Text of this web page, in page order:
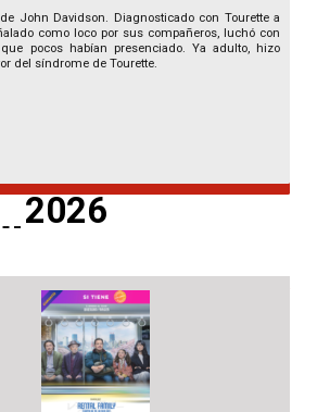
John Davidson. Diagnosticado con Tourette a
como loco por sus compañeros, luchó con
pocos habían presenciado. Ya adulto, hizo
del síndrome de Tourette.
2026